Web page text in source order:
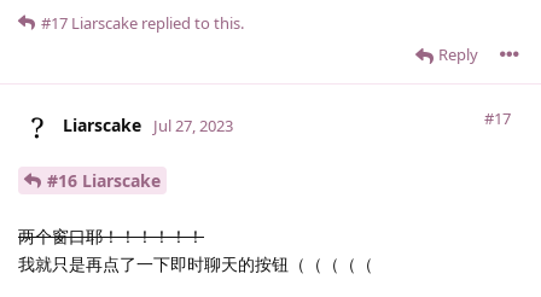
Reply
#17 Liarscake replied to this.
Liarscake #17
Jul 27, 2023
#16 Liarscake
两个窗口耶！！！！！！
我就只是再点了一下即时聊天的按钮（（（（（